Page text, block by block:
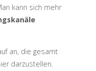
kann sich mehr
an, die gesamt
darzustellen.